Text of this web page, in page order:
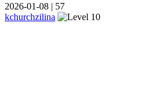
2026-01-08 | 57
kchurchzilina